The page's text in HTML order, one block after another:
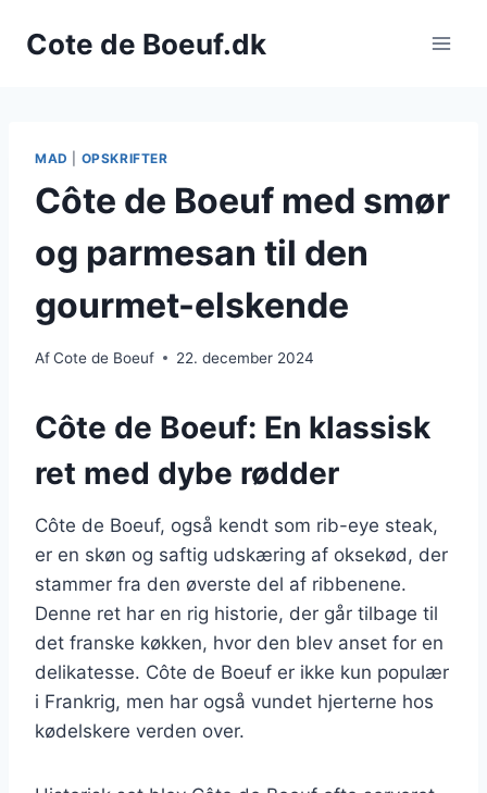
Cote de Boeuf.dk
MAD OPSKRIFTER
Côte de Boeuf med smør
og parmesan til den
gourmet-elskende
AfCote de Boeuf 22. december 2024
Côte de Boeuf: En klassisk
ret med dybe rødder
Côte de Boeuf, også kendt som rib-eye steak,
er en skøn og saftig udskæring af oksekød, der
stammer fra den øverste del af ribbenene.
Denne ret har en rig historie, der går tilbage til
det franske køkken, hvor den blev anset for en
delikatesse. Côte de Boeuf er ikke kun populær
i Frankrig, men har også vundet hjerterne hos
kødelskere verden over.